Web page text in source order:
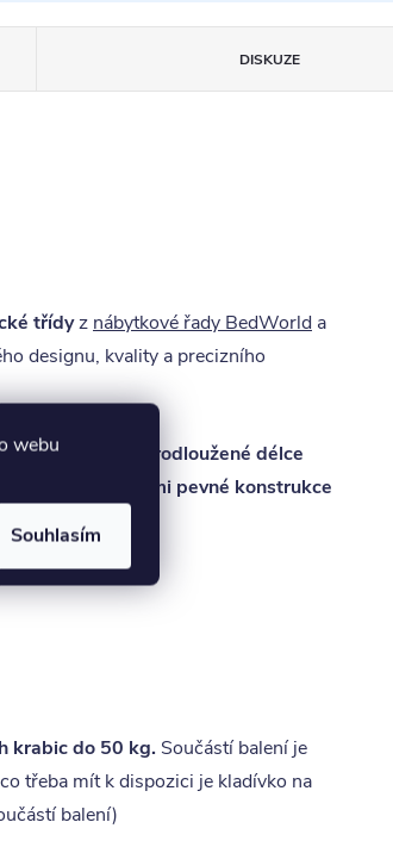
webu
Souhlasím
DISKUZE
třídyz nábytkové řady BedWorld a
designu, kvality a precizního
ji objednat i v
prodloužené délce
postel z
velmi pevné konstrukce
krabic do 50 kg. Součástí balení je
třeba mít k dispozici je kladívko na
balení)